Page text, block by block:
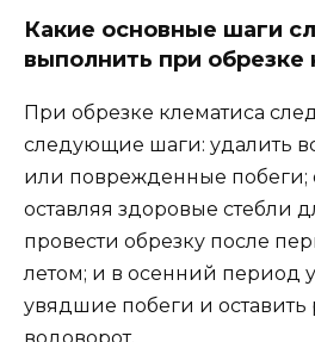
Какие основные шаги
выполнить при обрезке
При обрезке клематиса
следующие шаги: удалить
или поврежденные побеги;
оставляя здоровые стебли
провести обрезку после
летом; и в осенний период
увядшие побеги и оставить
водоворот.